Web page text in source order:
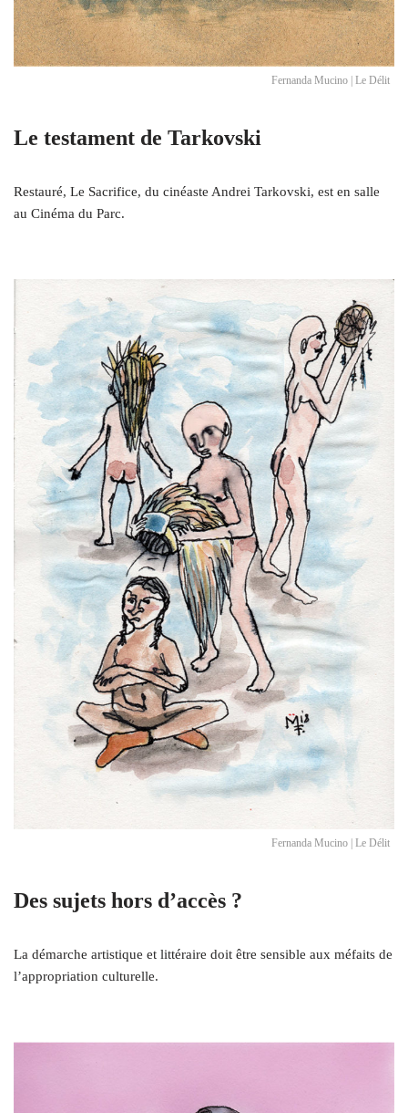
Fernanda Mucino | Le Délit
Le testament de Tarkovski
Restauré, Le Sacrifice, du cinéaste Andrei Tarkovski, est en salle
au Cinéma du Parc.
Fernanda Mucino | Le Délit
Des sujets hors d’accès ?
La démarche artistique et littéraire doit être sensible aux méfaits de
l’appropriation culturelle.